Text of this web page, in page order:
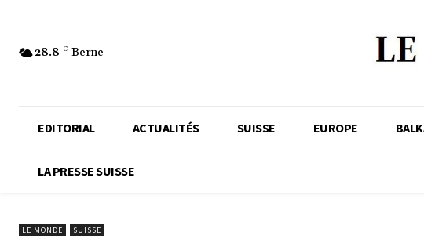
28.8 C Berne
EDITORIAL ACTUALITÉS SUISSE EUROPE
LA PRESSE SUISSE
LE MONDE SUISSE